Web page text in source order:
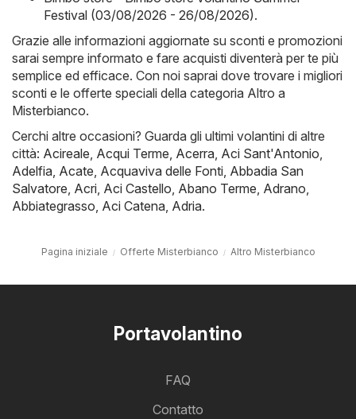
Festival (03/08/2026 - 26/08/2026).
Grazie alle informazioni aggiornate su sconti e promozioni
sarai sempre informato e fare acquisti diventerà per te più
semplice ed efficace. Con noi saprai dove trovare i migliori
sconti e le offerte speciali della categoria Altro a
Misterbianco.
Cerchi altre occasioni? Guarda gli ultimi volantini di altre
città: Acireale, Acqui Terme, Acerra, Aci Sant'Antonio,
Adelfia, Acate, Acquaviva delle Fonti, Abbadia San
Salvatore, Acri, Aci Castello, Abano Terme, Adrano,
Abbiategrasso, Aci Catena, Adria.
Pagina iniziale Offerte Misterbianco Altro Misterbianco
Portavolantino
FAQ
Contatto